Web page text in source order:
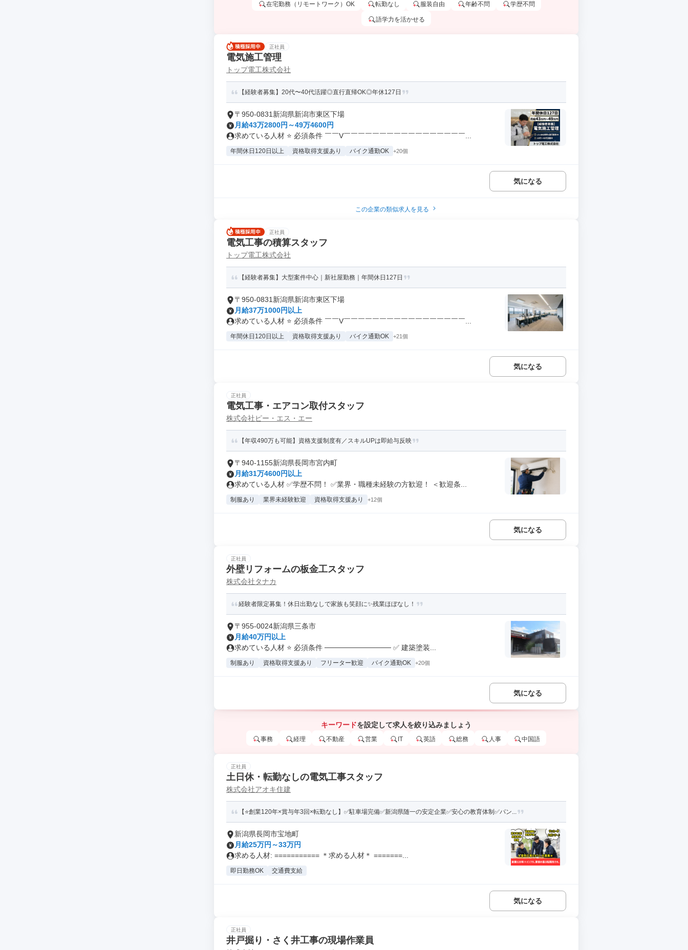
在宅勤務（リモートワーク）OK 転勤なし 服装自由 年齢不問 学歴不問
語学力を活かせる
正社員
電気施工管理
トップ電工株式会社
【経験者募集】20代〜40代活躍◎直行直帰OK◎年休127日
〒950-0831新潟県新潟市東区下場
月給43万2800円～49万4600円
求めている人材 ⭐ 必須条件 ￣￣V￣￣￣￣￣￣￣￣￣￣￣￣￣￣￣￣￣...
年間休日120日以上 資格取得支援あり バイク通勤OK +20個
気になる
この企業の類似求人を見る
正社員
電気工事の積算スタッフ
トップ電工株式会社
【経験者募集】大型案件中心｜新社屋勤務｜年間休日127日
〒950-0831新潟県新潟市東区下場
月給37万1000円以上
求めている人材 ⭐ 必須条件 ￣￣V￣￣￣￣￣￣￣￣￣￣￣￣￣￣￣￣￣...
年間休日120日以上 資格取得支援あり バイク通勤OK +21個
気になる
正社員
電気工事・エアコン取付スタッフ
株式会社ピー・エス・エー
【年収490万も可能】資格支援制度有／スキルUPは即給与反映
〒940-1155新潟県長岡市宮内町
月給31万4600円以上
求めている人材 ✅学歴不問！ ✅業界・職種未経験の方歓迎！ ＜歓迎条...
制服あり 業界未経験歓迎 資格取得支援あり +12個
気になる
正社員
外壁リフォームの板金工スタッフ
株式会社タナカ
経験者限定募集！休日出勤なしで家族も笑顔に✨残業ほぼなし！
〒955-0024新潟県三条市
月給40万円以上
求めている人材 ⭐ 必須条件 ───────────── ✅ 建築塗装...
制服あり 資格取得支援あり フリーター歓迎 バイク通勤OK +20個
気になる
キーワードを設定して求人を絞り込みましょう
事務 経理 不動産 営業 IT 英語 総務 人事 中国語
正社員
土日休・転勤なしの電気工事スタッフ
株式会社アオキ住建
【⭐️創業120年×賞与年3回×転勤なし】✅駐車場完備✅新潟県随一の安定企業✅安心の教育体制✅パン...
新潟県長岡市宝地町
月給25万円～33万円
求める人材: =========== ＊求める人材＊ =======...
即日勤務OK 交通費支給
気になる
正社員
井戸掘り・さく井工事の現場作業員